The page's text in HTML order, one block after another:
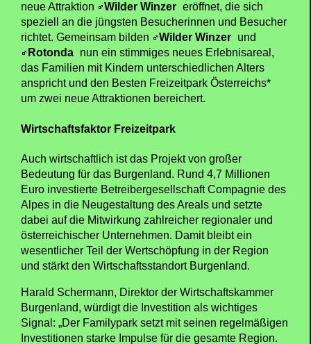
neue Attraktion
Wilder Winzer eröffnet, die sich
speziell an die jüngsten Besucherinnen und Besucher
richtet. Gemeinsam bilden
Wilder Winzer und
Rotonda nun ein stimmiges neues Erlebnisareal,
das Familien mit Kindern unterschiedlichen Alters
anspricht und den Besten Freizeitpark Österreichs*
um zwei neue Attraktionen bereichert.
Wirtschaftsfaktor Freizeitpark
Auch wirtschaftlich ist das Projekt von großer
Bedeutung für das Burgenland. Rund 4,7 Millionen
Euro investierte Betreibergesellschaft Compagnie des
Alpes in die Neugestaltung des Areals und setzte
dabei auf die Mitwirkung zahlreicher regionaler und
österreichischer Unternehmen. Damit bleibt ein
wesentlicher Teil der Wertschöpfung in der Region
und stärkt den Wirtschaftsstandort Burgenland.
Harald Schermann, Direktor der Wirtschaftskammer
Burgenland, würdigt die Investition als wichtiges
Signal: „Der Familypark setzt mit seinen regelmäßigen
Investitionen starke Impulse für die gesamte Region.